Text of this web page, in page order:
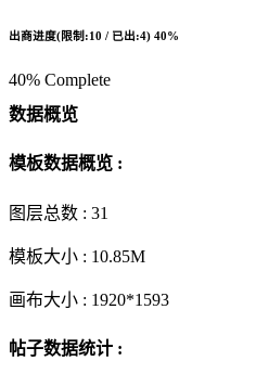
出商进度(限制:10 / 已出:4) 40%
40% Complete
数据概览
模板数据概览 :
图层总数 : 31
模板大小 : 10.85M
画布大小 : 1920*1593
帖子数据统计 :